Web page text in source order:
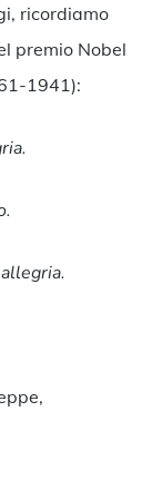
ricordiamo
premio Nobel
1941):